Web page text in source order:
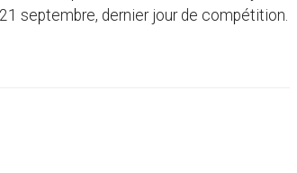
septembre, dernier jour de compétition.